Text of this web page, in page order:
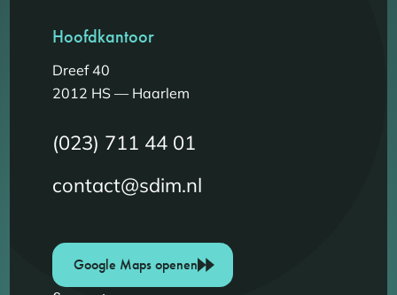
Hoofdkantoor
Dreef 40
2012 HS — Haarlem
(023) 711 44 01
contact@sdim.nl
Google Maps openen